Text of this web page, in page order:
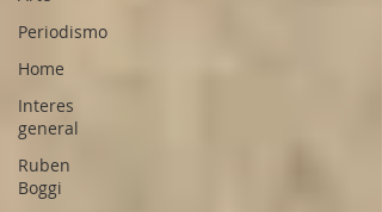
Periodismo
Home
Interes
general
Ruben
Boggi